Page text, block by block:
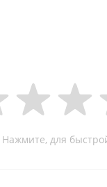
Нажмите, для